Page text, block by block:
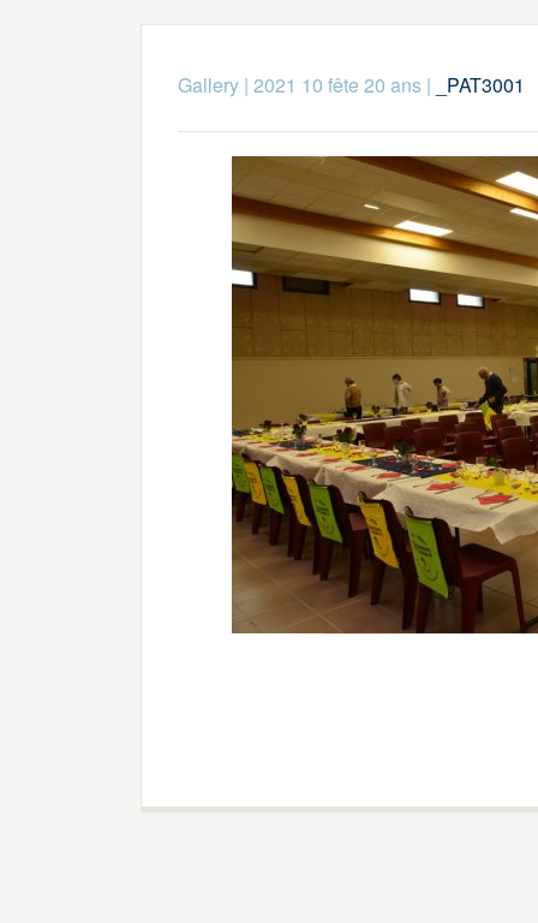
Gallery| 2021 10 fête 20 ans| _PAT3001